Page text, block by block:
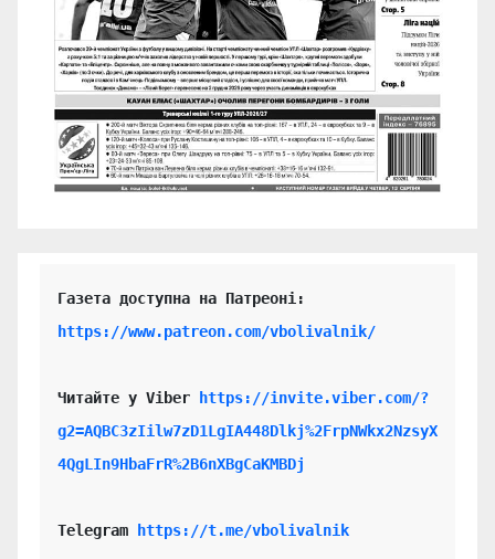
https://www.patreon.com/vbolivalnik/
Читайте у Viber
https://invite.viber.com/?
g2=AQBC3zIilw7zD1LgIA448Dlkj%2FrpNWkx2NzsyX
4QgLIn9HbaFrR%2B6nXBgCaKMBDj
Telegram https://t.me/vbolivalnik